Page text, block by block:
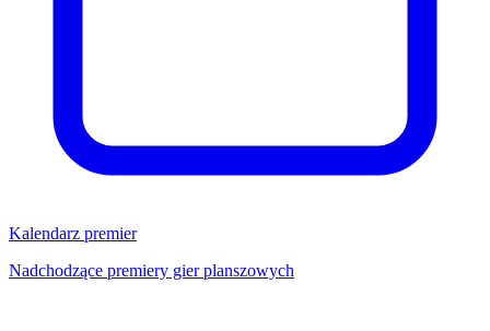
Kalendarz premier
Nadchodzące premiery gier planszowych